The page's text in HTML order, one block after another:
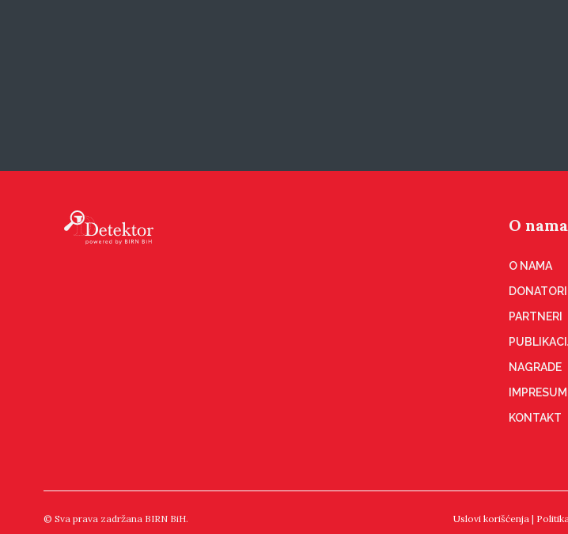
O nama
O NAMA
DONATORI
PARTNERI
NAGRADE
IMPRESUM
KONTAKT
© Sva prava zadržana BIRN BiH. Uslovi korišćenja |